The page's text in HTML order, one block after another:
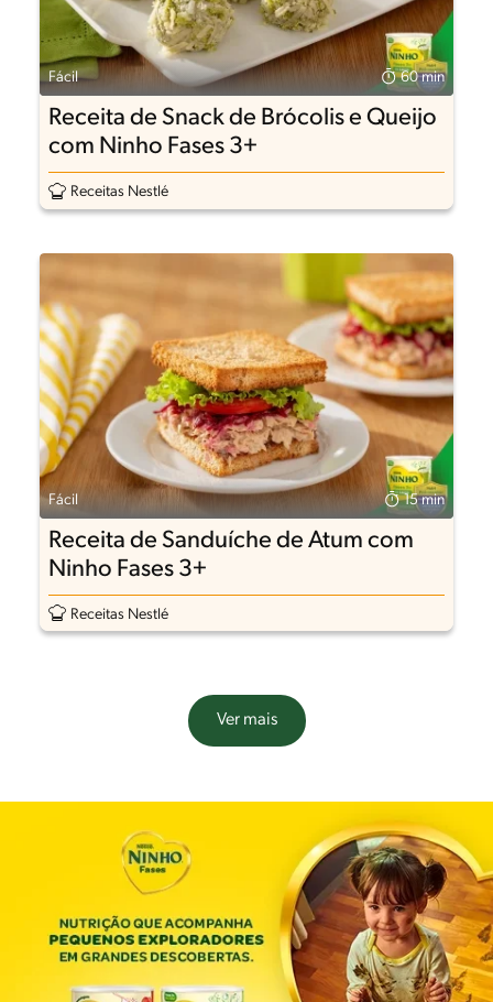
Fácil 60 min
Receita de Snack de Brócolis e Queijo
com Ninho Fases 3+
Receitas Nestlé
Fácil 15 min
Receita de Sanduíche de Atum com
Ninho Fases 3+
Receitas Nestlé
Ver mais